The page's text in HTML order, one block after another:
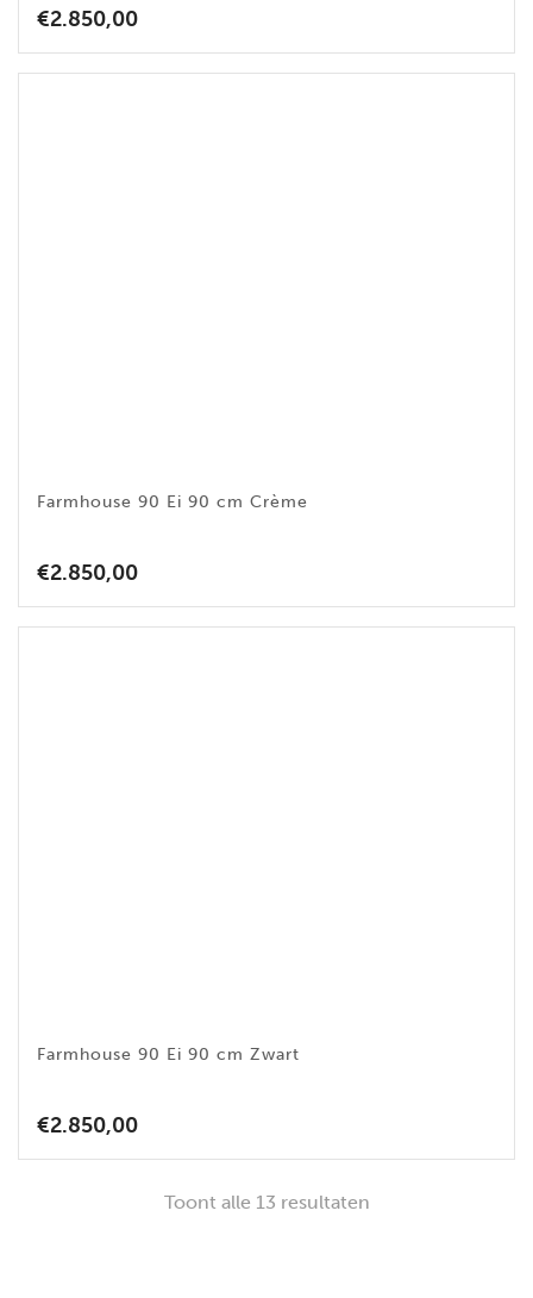
€2.850,00
Farmhouse 90 Ei 90 cm Crème
€2.850,00
Farmhouse 90 Ei 90 cm Zwart
€2.850,00
Toont alle 13 resultaten